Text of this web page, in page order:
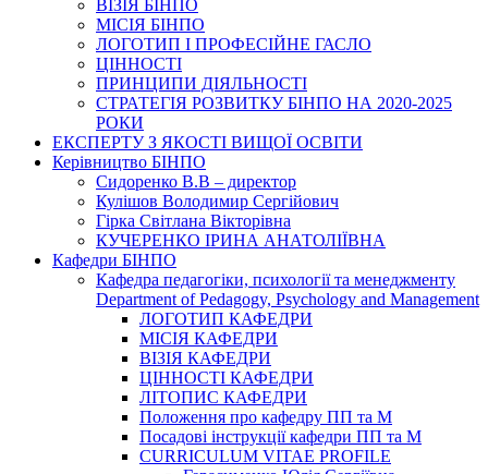
ВІЗІЯ БІНПО
МІСІЯ БІНПО
ЛОГОТИП І ПРОФЕСІЙНЕ ГАСЛО
ЦІННОСТІ
ПРИНЦИПИ ДІЯЛЬНОСТІ
СТРАТЕГІЯ РОЗВИТКУ БІНПО НА 2020-2025
РОКИ
ЕКСПЕРТУ З ЯКОСТІ ВИЩОЇ ОСВІТИ
Керівництво БІНПО
Сидоренко В.В – директор
Кулішов Володимир Сергійович
Гірка Світлана Вікторівна
КУЧЕРЕНКО ІРИНА АНАТОЛІЇВНА
Кафедри БІНПО
Кафедра педагогіки, психології та менеджменту
Department of Pedagogy, Psychology and Management
ЛОГОТИП КАФЕДРИ
МІСІЯ КАФЕДРИ
ВІЗІЯ КАФЕДРИ
ЦІННОСТІ КАФЕДРИ
ЛІТОПИС КАФЕДРИ
Положення про кафедру ПП та М
Посадові інструкції кафедри ПП та М
CURRICULUM VITAE PROFILE